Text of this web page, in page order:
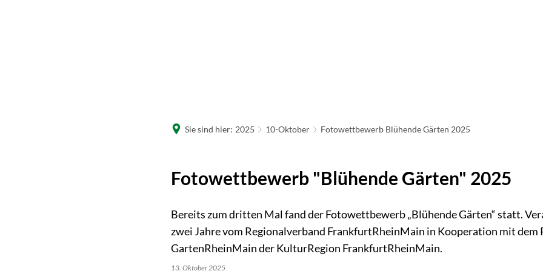
Sie sind hier: 2025 10-Oktober Fotowettbewerb Blühende Gärten 2025
Fotowettbewerb "Blühende Gärten" 2025
Bereits zum dritten Mal fand der Fotowettbewerb „Blühende Gärten“ statt.
zwei Jahre vom Regionalverband FrankfurtRheinMain in Kooperation mit dem
GartenRheinMain der KulturRegion FrankfurtRheinMain.
13. Oktober 2025